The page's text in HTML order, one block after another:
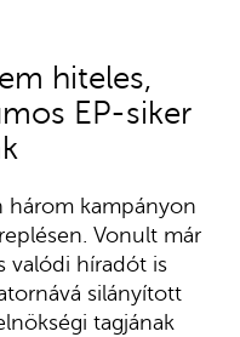
hiteles,
EP-siker
három kampányon
Vonult már
valódi híradót is
silányított
tagjának